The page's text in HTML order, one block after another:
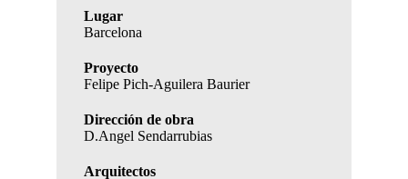
Lugar
Barcelona
Proyecto
Felipe Pich-Aguilera Baurier
Dirección de obra
D.Angel Sendarrubias
Arquitectos